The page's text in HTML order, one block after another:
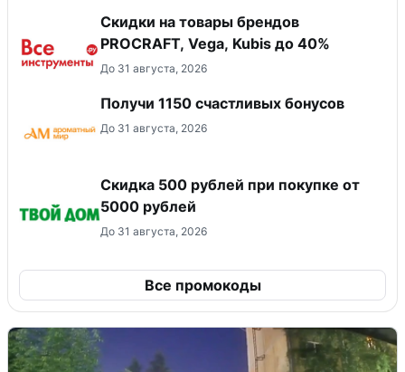
Скидки на товары брендов
PROCRAFT, Vega, Kubis до 40%
До 31 августа, 2026
Получи 1150 счастливых бонусов
До 31 августа, 2026
Скидка 500 рублей при покупке от
5000 рублей
До 31 августа, 2026
Все промокоды